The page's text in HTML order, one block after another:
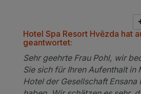
Hotel Spa Resort Hvězda hat
geantwortet:
Sehr geehrte Frau Pohl, wir
Sie sich für Ihren Aufenthalt in
Hotel der Gesellschaft Ensana